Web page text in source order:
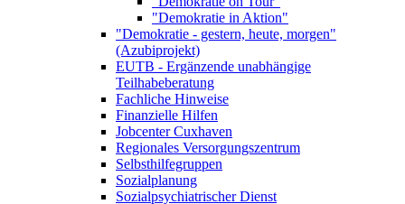
"Demokratie in Aktion"
"Demokratie - gestern, heute, morgen"
(Azubiprojekt)
EUTB - Ergänzende unabhängige
Teilhabeberatung
Fachliche Hinweise
Finanzielle Hilfen
Jobcenter Cuxhaven
Regionales Versorgungszentrum
Selbsthilfegruppen
Sozialplanung
Sozialpsychiatrischer Dienst